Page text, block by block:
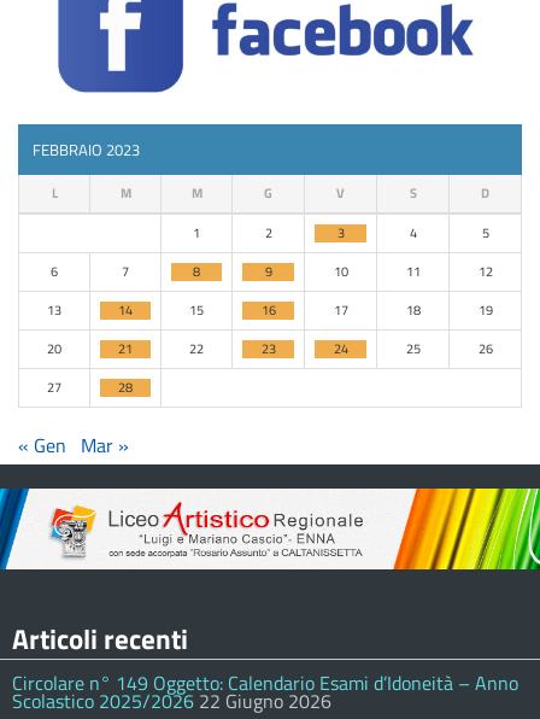
FEBBRAIO 2023
L M M G V S D
1 2 3 4
5
6
7 8 9 10 11
12
13
14 15 16 17 18
19
20
21 22 23 24 25
26
27
28
« Gen Mar »
Articoli recenti
Circolare n° 149 Oggetto: Calendario Esami d’Idoneità – Anno
Scolastico 2025/2026 22 Giugno 2026